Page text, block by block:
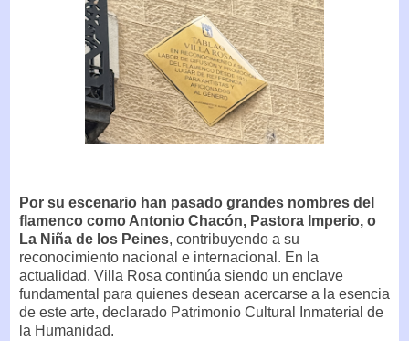
Por su escenario han pasado grandes nombres del
flamenco como Antonio Chacón, Pastora Imperio, o
La Niña de los Peines, contribuyendo a su
reconocimiento nacional e internacional. En la
actualidad, Villa Rosa continúa siendo un enclave
fundamental para quienes desean acercarse a la esencia
de este arte, declarado Patrimonio Cultural Inmaterial de
la Humanidad.